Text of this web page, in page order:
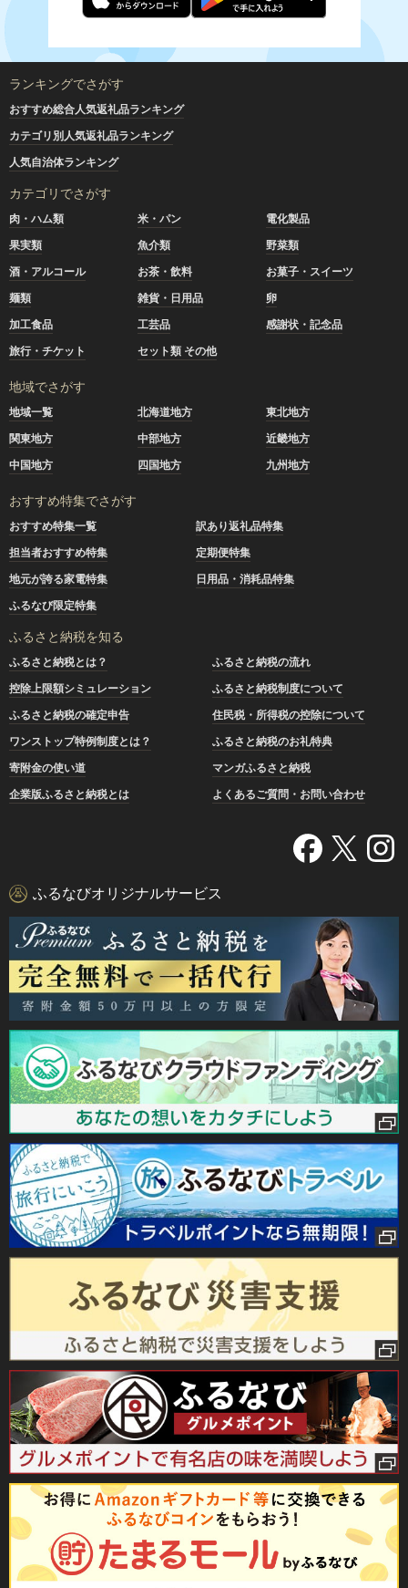
ランキングでさがす
おすすめ総合人気返礼品ランキング
カテゴリ別人気返礼品ランキング
人気自治体ランキング
カテゴリでさがす
肉・ハム類 米・パン
電化製品
果実類
魚介類
野菜類
酒・アルコール
お茶・飲料
お菓子・スイーツ
麺類
雑貨・日用品
卵
加工食品
工芸品
感謝状・記念品
旅行・チケット
セット類 その他
地域でさがす
地域一覧 北海道地方
東北地方
関東地方
中部地方
近畿地方
中国地方
四国地方 九州地方
おすすめ特集でさがす
おすすめ特集一覧
訳あり返礼品特集
担当者おすすめ特集
定期便特集
地元が誇る家電特集
日用品・消耗品特集
ふるなび限定特集
ふるさと納税を知る
ふるさと納税とは？
ふるさと納税の流れ
控除上限額シミュレーション
ふるさと納税制度について
ふるさと納税の確定申告
住民税・所得税の控除について
ワンストップ特例制度とは？
ふるさと納税のお礼特典
寄附金の使い道
マンガふるさと納税
企業版ふるさと納税とは
よくあるご質問・お問い合わせ
ふるなびオリジナルサービス